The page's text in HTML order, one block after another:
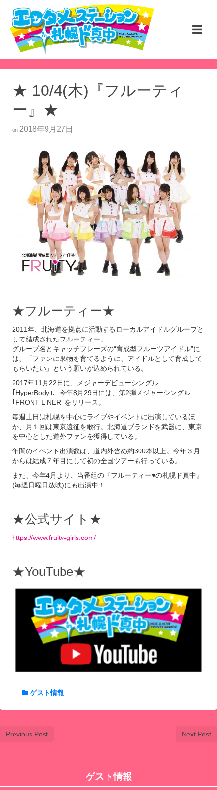
★ 10/4(木)『フルーティ
ー』★
on 2018年9月27日
★フルーティー★
2011年、北海道を拠点に活動するローカルアイドルグループと
して結成されたフルーティー。
グループ名とキャッチフレーズの“育成型フルーツアイドル”に
は、「ファンに果物を育てるように、アイドルとして育成して
もらいたい」という願いが込められている。
2017年11月22日に、メジャーデビューシングル
｢HyperBody｣、今年8月29日には、第2弾メジャーシングル
｢FRONT LINER｣をリリース。
毎週土日は札幌を中心にライブやイベントに出演しているほ
か、月１回は東京遠征を敢行。北海道ブランドを武器に、東京
を中心とした道外ファンを獲得している。
年間のイベント出演数は、道内外含め約300本以上。今年３月
からは結成７年目にして初の全国ツアーも行っている。
また、今年4月より、当番組の『フルーティー♥の札幌ド真中』
(毎週日曜日放映)にも出演中！
★公式サイト★
https://www.fruity-girls.com/
★YouTube★
ゲスト情報
Previous Post Next Post
ゲスト情報